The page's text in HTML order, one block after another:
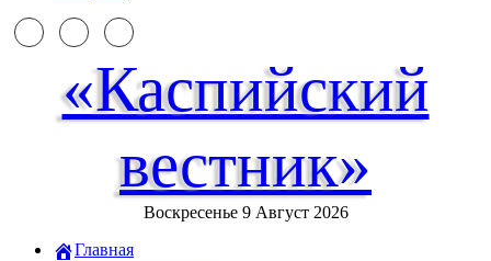
«Каспийский
вестник»
Воскресенье 9 Август 2026
Главная